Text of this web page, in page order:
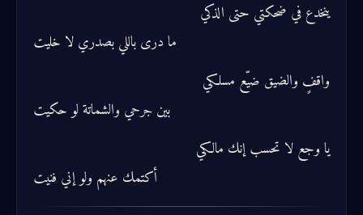
ينخدع في ضحكتي حتى الذكي
ما درى باللي بصدري لا خليت
واقفٍ والضيق ضيّع مسلكي
بين جرحي والشماتة لو حكيت
يا وجع لا تحسب إنك مالكي
أكتمك عنهم ولو إني فنيت